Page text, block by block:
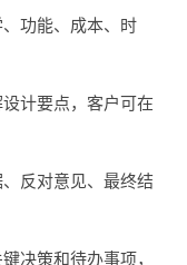
功能、成本、时
计要点，客户可在
反对意见、最终结
决策和待办事项，